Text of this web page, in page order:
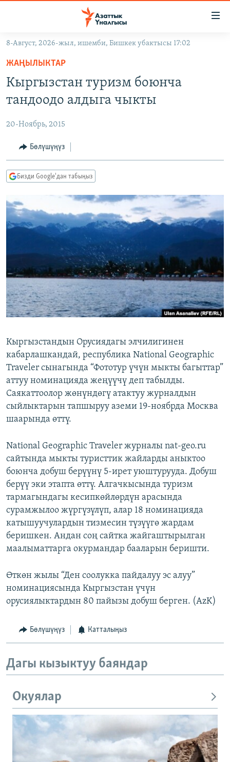
Навигацияга
өтүңүз
Издөөгө
салыңызКЫРГЫЗСТАН
ЭКОНОМИКА
МАДАНИЯТ
ДҮЙНӨ
БОРБОР АЗИЯ
АТАЙЫН ИЛИКТӨӨ
ТВ ПРОГРАММАЛАР
ЭКСПЕРТТЕР ТАЛДАЙТ
БИЗ ЖАНА ДҮЙНӨ
ДАНИСТЕ
ЭЖЕ-СИҢДИЛЕР
ЫҢГАЙСЫЗ СУРООЛОР
ӨЗГӨЧӨ ПИКИР
Русский
ОНЛАЙН ШЕРИНЕ
ЭЕ/АРнун бардык сайттары
8-Август, 2026-жыл, ишемби, Бишкек убактысы 17:02
ЖАҢЫЛЫКТАР
Кыргызстан туризм боюнча
тандоодо алдыга чыкты
20-Ноябрь, 2015
Бөлүшүңүз
Бизди Google'дан табыңыз
Кыргызстандын Орусиядагы элчилигинен
кабарлашкандай, республика National Geographic
Traveler сынагында “Фототур үчүн мыкты багыттар”
аттуу номинацияда жеңүүчү деп табылды.
Саякаттоолор жөнүндөгү атактуу журналдын
сыйлыктарын тапшыруу аземи 19-ноябрда Москва
шаарында өттү.
National Geographic Traveler журналы nat-geo.ru
сайтында мыкты туристтик жайларды аныктоо
боюнча добуш берүүнү 5-ирет уюштурууда. Добуш
берүү эки этапта өттү. Алгачкысында туризм
тармагындагы кесипкөйлөрдүн арасында
сурамжылоо жүргүзүлүп, алар 18 номинацияда
катышуучулардын тизмесин түзүүгө жардам
беришкен. Андан соң сайтка жайгаштырылган
маалыматтарга окурмандар бааларын беришти.
Өткөн жылы “Ден соолукка пайдалуу эс алуу”
номинациясында Кыргызстан үчүн
орусиялыктардын 80 пайызы добуш берген. (AzK)
Бөлүшүңүз Катталыңыз
Дагы кызыктуу баяндар
Окуялар